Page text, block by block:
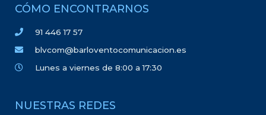
CÓMO ENCONTRARNOS
91 446 17 57
blvcom@barloventocomunicacion.es
Lunes a viernes de 8:00 a 17:30
NUESTRAS REDES